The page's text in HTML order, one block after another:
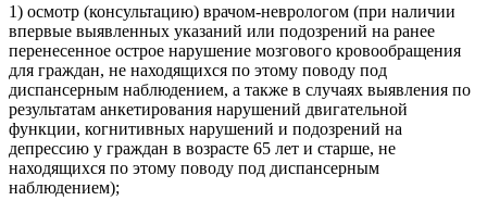
1) осмотр (консультацию) врачом-неврологом (при наличии
впервые выявленных указаний или подозрений на ранее
перенесенное острое нарушение мозгового кровообращения
для граждан, не находящихся по этому поводу под
диспансерным наблюдением, а также в случаях выявления по
результатам анкетирования нарушений двигательной
функции, когнитивных нарушений и подозрений на
депрессию у граждан в возрасте 65 лет и старше, не
находящихся по этому поводу под диспансерным
наблюдением);